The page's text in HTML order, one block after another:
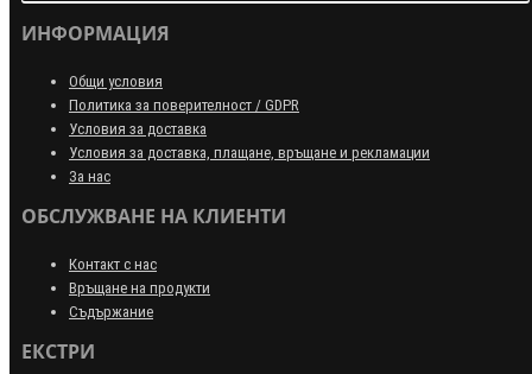
ИНФОРМАЦИЯ
Общи условия
Политика за поверителност / GDPR
Условия за доставка
Условия за доставка, плащане, връщане и рекламации
За нас
ОБСЛУЖВАНЕ НА КЛИЕНТИ
Контакт с нас
Връщане на продукти
Съдържание
ЕКСТРИ